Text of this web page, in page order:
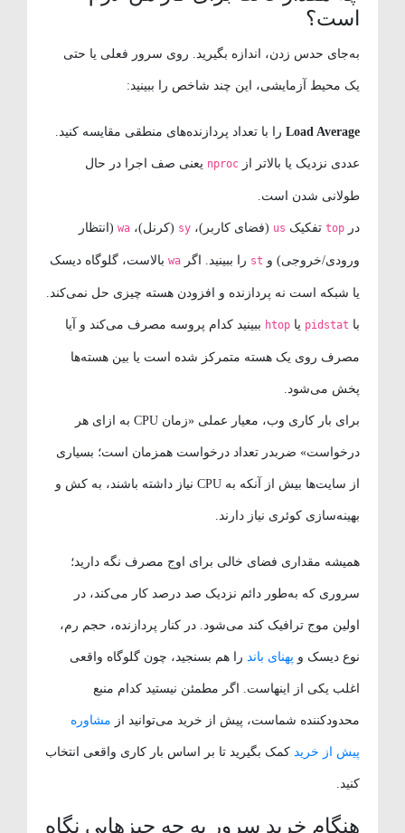
است؟
به‌جای حدس زدن، اندازه بگیرید. روی سرور فعلی یا حتی
یک محیط آزمایشی، این چند شاخص را ببینید:
Load Average را با تعداد پردازنده‌های منطقی مقایسه کنید.
عددی نزدیک یا بالاتر از nproc یعنی صف اجرا در حال
طولانی شدن است.
در top تفکیک us (فضای کاربر)، sy (کرنل)، wa (انتظار
ورودی/خروجی) و st را ببینید. اگر wa بالاست، گلوگاه دیسک
یا شبکه است نه پردازنده و افزودن هسته چیزی حل نمی‌کند.
با pidstat یا htop ببینید کدام پروسه مصرف می‌کند و آیا
مصرف روی یک هسته متمرکز شده است یا بین هسته‌ها
پخش می‌شود.
برای بار کاری وب، معیار عملی «زمان CPU به ازای هر
درخواست» ضربدر تعداد درخواست همزمان است؛ بسیاری
از سایت‌ها بیش از آنکه به CPU نیاز داشته باشند، به کش و
بهینه‌سازی کوئری نیاز دارند.
همیشه مقداری فضای خالی برای اوج مصرف نگه دارید؛
سروری که به‌طور دائم نزدیک صد درصد کار می‌کند، در
اولین موج ترافیک کند می‌شود. در کنار پردازنده، حجم رم،
نوع دیسک و پهنای باند را هم بسنجید، چون گلوگاه واقعی
اغلب یکی از اینهاست. اگر مطمئن نیستید کدام منبع
محدودکننده شماست، پیش از خرید می‌توانید از مشاوره
پیش از خرید کمک بگیرید تا بر اساس بار کاری واقعی انتخاب
کنید.
هنگام خرید سرور به چه چیزهایی نگاه